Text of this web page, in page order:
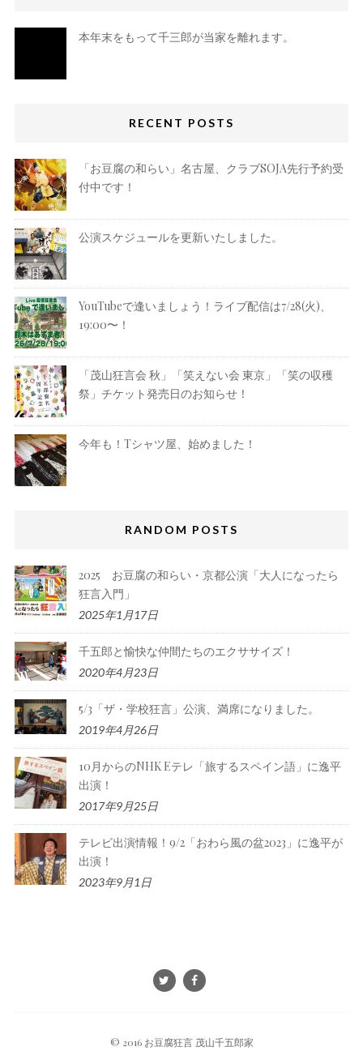
本年末をもって千三郎が当家を離れます。
RECENT POSTS
「お豆腐の和らい」名古屋、クラブSOJA先行予約受
付中です！
公演スケジュールを更新いたしました。
YouTubeで逢いましょう！ライブ配信は7/28(火)、
19:00〜！
「茂山狂言会 秋」「笑えない会 東京」「笑の収穫
祭」チケット発売日のお知らせ！
今年も！Tシャツ屋、始めました！
RANDOM POSTS
2025 お豆腐の和らい・京都公演「大人になったら
狂言入門」
2025年1月17日
千五郎と愉快な仲間たちのエクササイズ！
2020年4月23日
5/3「ザ・学校狂言」公演、満席になりました。
2019年4月26日
10月からのNHK Eテレ「旅するスペイン語」に逸平
出演！
2017年9月25日
テレビ出演情報！9/2「おわら風の盆2023」に逸平が
出演！
2023年9月1日
© 2016 お豆腐狂言 茂山千五郎家